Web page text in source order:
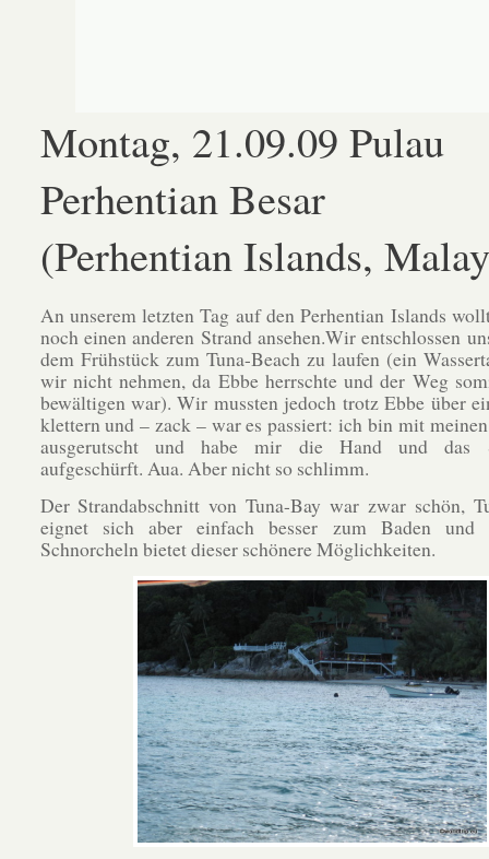
Montag, 21.09.09 Pulau
Perhentian Besar
(Perhentian Islands,
An unserem letzten Tag auf den Perhentian Islands
noch einen anderen Strand ansehen.Wir entschlossen
dem Frühstück zum Tuna-Beach zu laufen (ein
wir nicht nehmen, da Ebbe herrschte und der Weg
bewältigen war). Wir mussten jedoch trotz Ebbe über
klettern und – zack – war es passiert: ich bin mit
ausgerutscht und habe mir die Hand und das
aufgeschürft. Aua. Aber nicht so schlimm.
Der Strandabschnitt von Tuna-Bay war zwar schön,
eignet sich aber einfach besser zum Baden und
Schnorcheln bietet dieser schönere Möglichkeiten.